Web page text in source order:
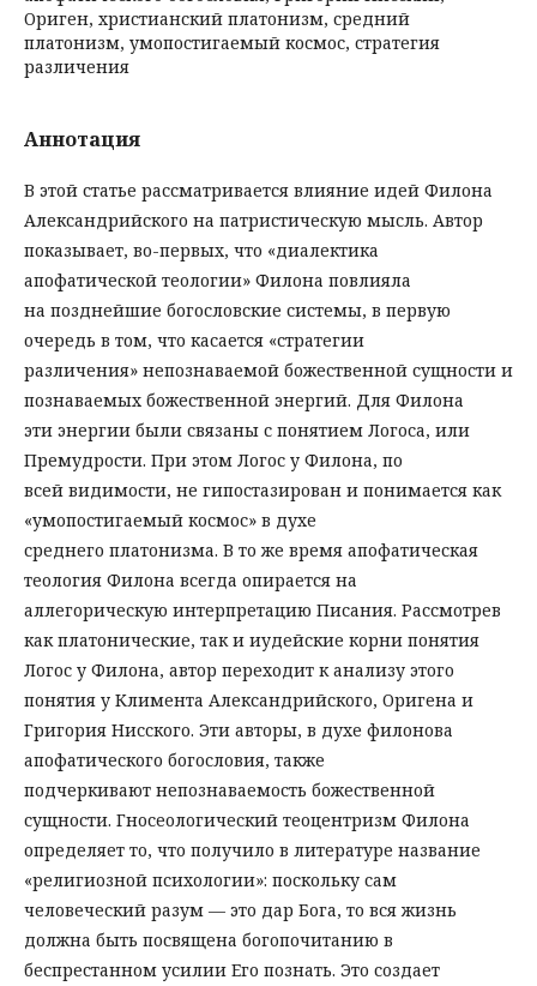
Ориген, христианский платонизм, средний
платонизм, умопостигаемый космос, стратегия
различения
Аннотация
В этой статье рассматривается влияние идей Филона
Александрийского на патристическую мысль. Автор
показывает, во-первых, что «диалектика
апофатической теологии» Филона повлияла
на позднейшие богословские системы, в первую
очередь в том, что касается «стратегии
различения» непознаваемой божественной сущности и
познаваемых божественной энергий. Для Филона
эти энергии были связаны с понятием Логоса, или
Премудрости. При этом Логос у Филона, по
всей видимости, не гипостазирован и понимается как
«умопостигаемый космос» в духе
среднего платонизма. В то же время апофатическая
теология Филона всегда опирается на
аллегорическую интерпретацию Писания. Рассмотрев
как платонические, так и иудейские корни понятия
Логос у Филона, автор переходит к анализу этого
понятия у Климента Александрийского, Оригена и
Григория Нисского. Эти авторы, в духе филонова
апофатического богословия, также
подчеркивают непознаваемость божественной
сущности. Гносеологический теоцентризм Филона
определяет то, что получило в литературе название
«религиозной психологии»: поскольку сам
человеческий разум — это дар Бога, то вся жизнь
должна быть посвящена богопочитанию в
беспрестанном усилии Его познать. Это создает